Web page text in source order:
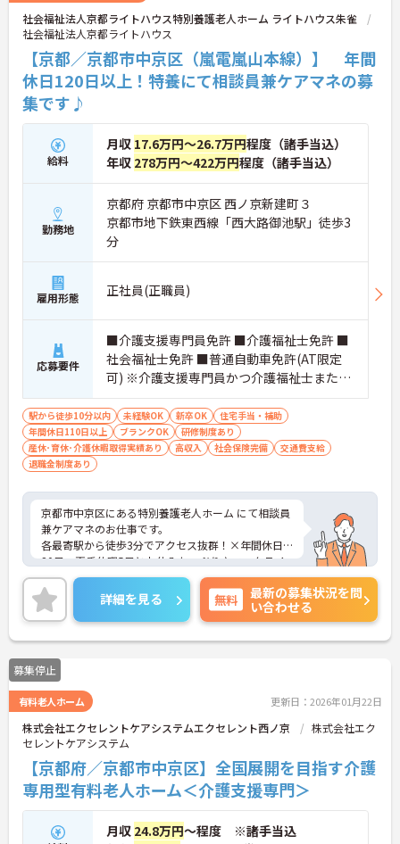
社会福祉法人京都ライトハウス特別養護老人ホーム ライトハウス朱雀
社会福祉法人京都ライトハウス
【京都／京都市中京区（嵐電嵐山本線）】 年間
休日120日以上！特養にて相談員兼ケアマネの募
集です♪
給料
月収 17.6万円～26.7万円程度（諸手当込）
年収 278万円～422万円程度（諸手当込）
勤務地
京都府 京都市中京区 西ノ京新建町３
京都市地下鉄東西線「西大路御池駅」徒歩3
分
雇用形態 正社員(正職員)
応募要件
■介護支援専門員免許 ■介護福祉士免許 ■
社会福祉士免許 ■普通自動車免許(AT限定
可) ※介護支援専門員かつ介護福祉士または
社会福祉士、普通自動車免許(AT限定可)を
お持ちの方 ■経験不問
駅から徒歩10分以内 未経験OK 新卒OK
住宅手当・補助
年間休日110日以上
ブランクOK
研修制度あり
産休･育休･介護休暇取得実績あり
高収入 社会保険完備
交通費支給
退職金制度あり
京都市中京区にある特別養護老人ホーム にて相談員
兼ケアマネのお仕事です。
各最寄駅から徒歩3分でアクセス抜群！×年間休日1
20日、夏季休暇5日とお休みたっぷり♪ワークライ
フバランスを保つことができます◎
また、ご自身のご経験に合わせて教育を受けること
が出来るなど研修体制が充実してますので、安心し
て就業できます！
ご興味がある方は是非一度マイナビまでお問い合わ
せください。さらに詳細などお伝えします！
詳細を見る 無料
最新の募集状況を問
い合わせる
募集停止
有料老人ホーム 更新日：2026年01月22日
株式会社エクセレントケアシステムエクセレント西ノ京
株式会社エク
セレントケアシステム
【京都府／京都市中京区】全国展開を目指す介護
専用型有料老人ホーム＜介護支援専門＞
月収 24.8万円～程度 ※諸手当込